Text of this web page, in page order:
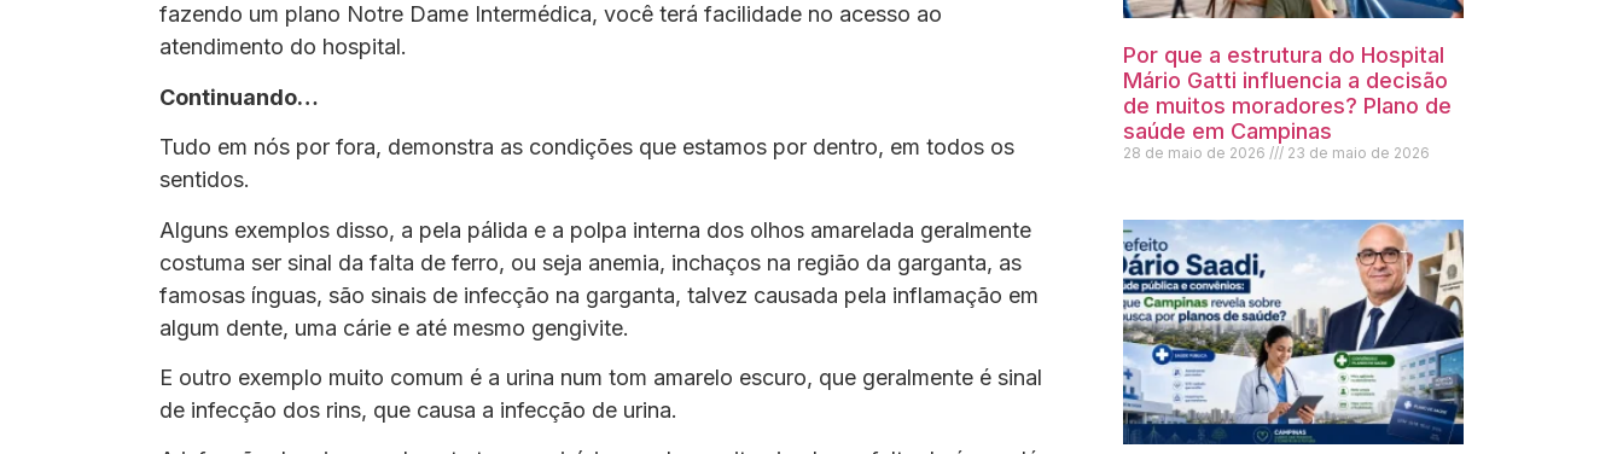
fazendo um plano Notre Dame Intermédica, você terá facilidade no acesso ao
atendimento do hospital.
Continuando…
Tudo em nós por fora, demonstra as condições que estamos por dentro, em todos os
sentidos.
Alguns exemplos disso, a pela pálida e a polpa interna dos olhos amarelada geralmente
costuma ser sinal da falta de ferro, ou seja anemia, inchaços na região da garganta, as
famosas ínguas, são sinais de infecção na garganta, talvez causada pela inflamação em
algum dente, uma cárie e até mesmo gengivite.
E outro exemplo muito comum é a urina num tom amarelo escuro, que geralmente é sinal
de infecção dos rins, que causa a infecção de urina.
Por que a estrutura do Hospital
Mário Gatti influencia a decisão
de muitos moradores? Plano de
saúde em Campinas
28 de maio de 2026 23 de maio de 2026